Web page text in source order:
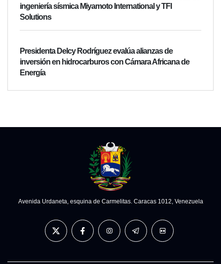
ingeniería sísmica Miyamoto International y TFI
Solutions
Presidenta Delcy Rodríguez evalúa alianzas de
inversión en hidrocarburos con Cámara Africana de
Energía
Avenida Urdaneta, esquina de Carmelitas. Caracas 1012, Venezuela